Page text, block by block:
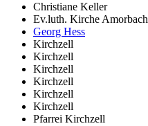
Christiane Keller
Ev.luth. Kirche Amorbach
Georg Hess
Kirchzell
Kirchzell
Kirchzell
Kirchzell
Kirchzell
Kirchzell
Pfarrei Kirchzell